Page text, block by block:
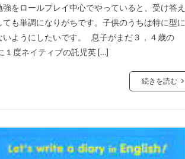
強をロールプレイ中心でやっていると、受け答え
ても単調になりがちです。子供のうちは特に型に
いようにしたいです。 息子がまだ３，４歳の
１度ネイティブの託児英 […]
続きを読む